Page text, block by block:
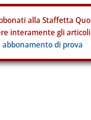
alla Staffetta
interamente gli
abbonamento di prova